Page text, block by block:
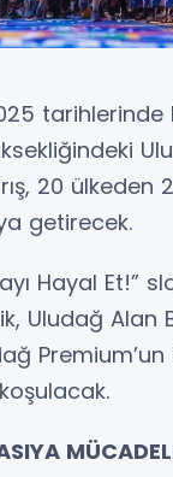
tarihlerinde
20 ülkeden
getirecek.
Hayal Et!”
Uludağ Alan
Premium’un